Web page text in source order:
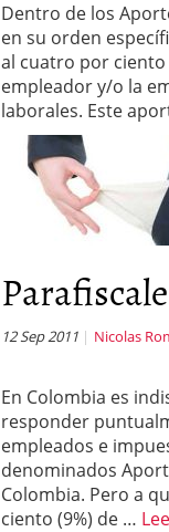
Dentro de los
en su orden
al cuatro por ciento
empleador y/o la
laborales. Este
12 Sep 2011 Nicolas
En Colombia es
responder
empleados e
denominados
Colombia. Pero a
ciento (9%) de …